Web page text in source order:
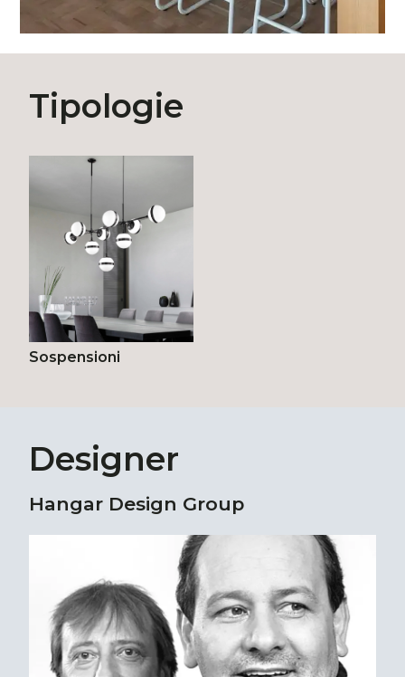
Tipologie
Sospensioni
Designer
Hangar Design Group